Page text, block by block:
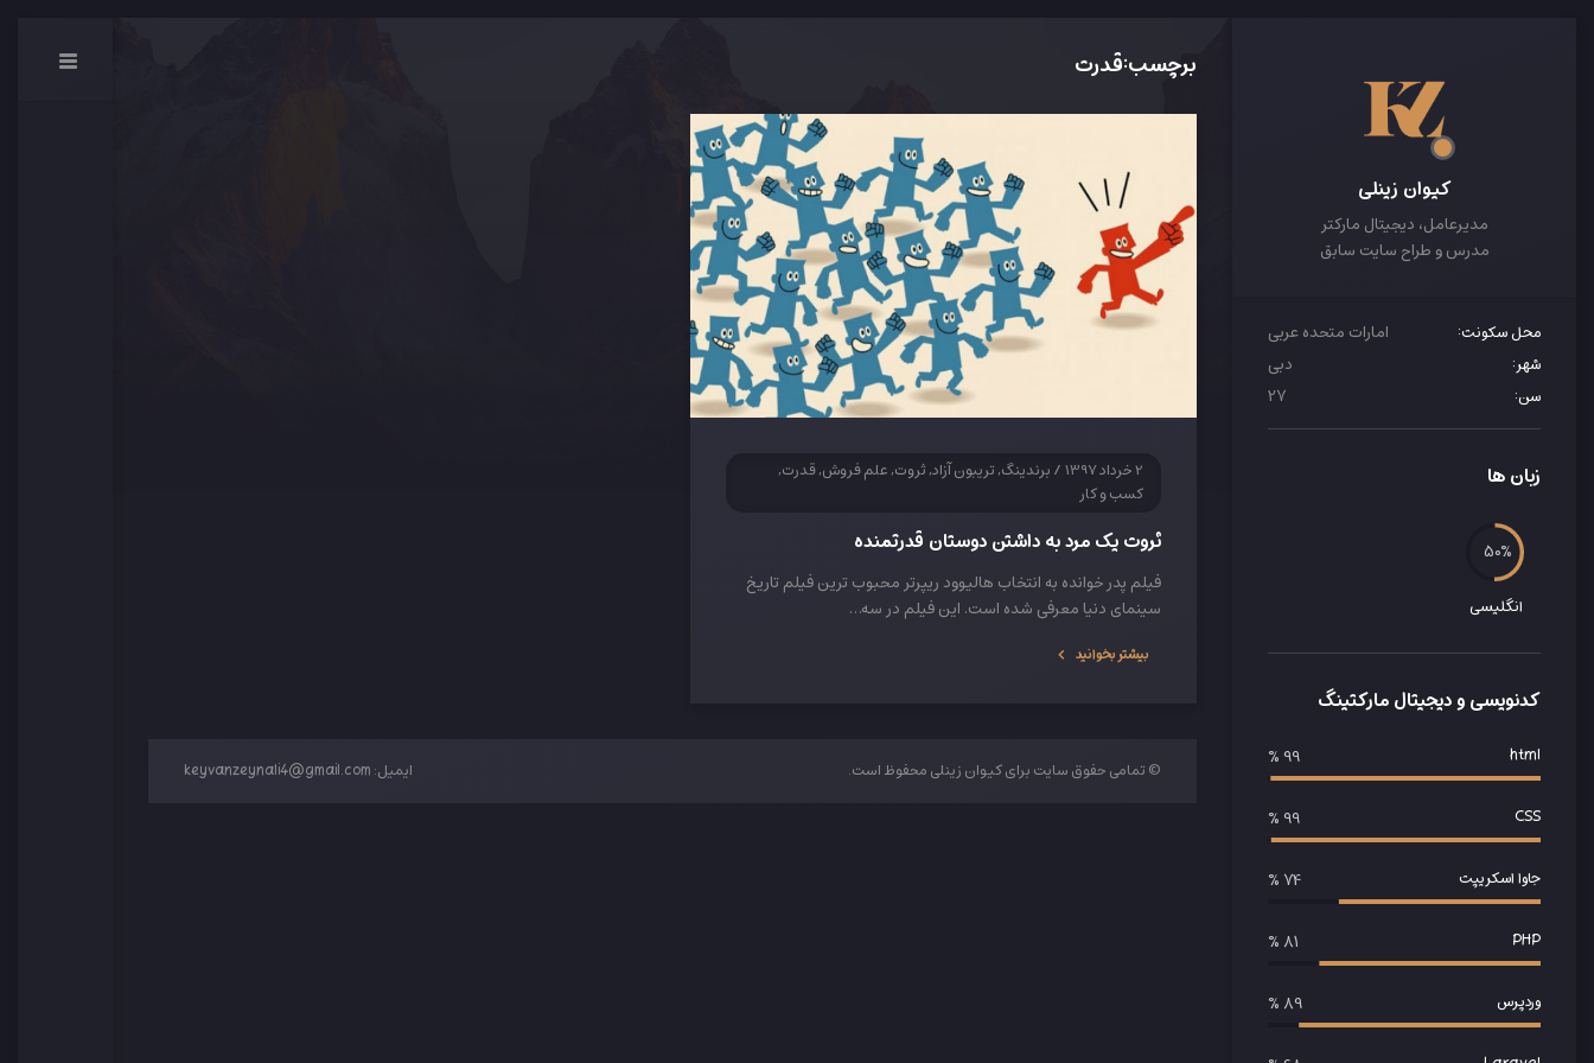
کیوان زینلی
مدیرعامل، دیجیتال مارکتر
مدرس و طراح سایت سابق
محل سکونت: امارات متحده عربی
شهر: دبی
سن: 27
زبان ها
50
انگلیسی
کدنویسی و دیجیتال مارکتینگ
html
99 %
CSS
99 %
جاوا اسکریپت 75 %
PHP
85 %
وردپرس 99 %
برچسب:قدرت
2 خرداد 1397 /برندینگ, تریبون آزاد, ثروت, علم فروش, قدرت,
کسب و کار
ثروت یک مرد به داشتن دوستان قدرتمنده
فیلم پدر خوانده به انتخاب هالیوود ریپرتر محبوب ترین فیلم تاریخ
سینمای دنیا معرفی شده است. این فیلم در سه…
بیشتر بخوانید
© تمامی حفوق سایت برای کیوان زینلی محفوظ است. ایمیل: keyvanzeynali4@gmail.com